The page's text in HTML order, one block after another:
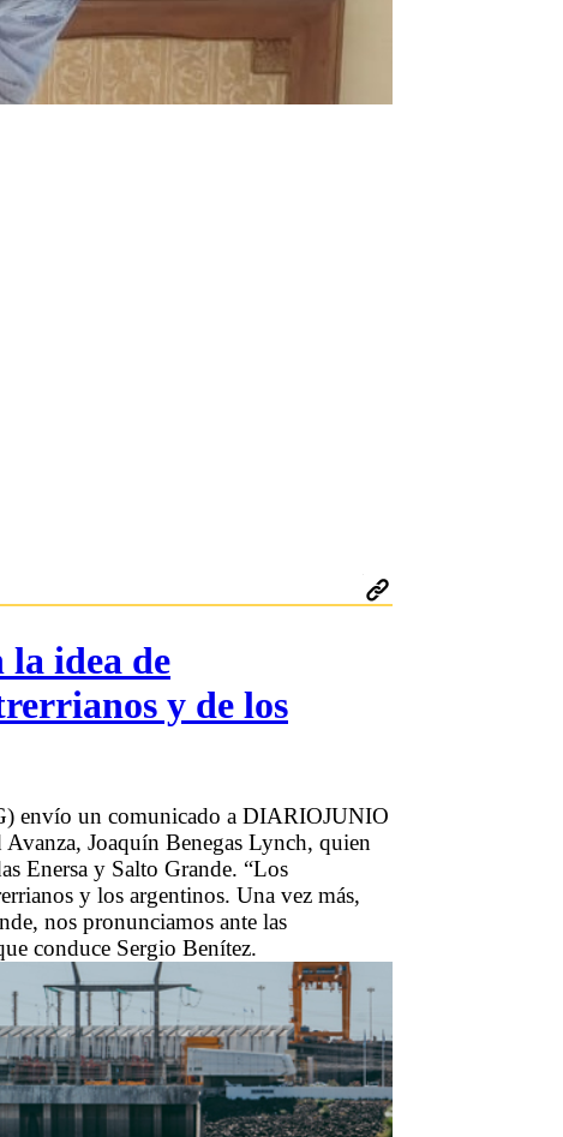
la idea de
y de los
envío un comunicado a DIARIOJUNIO
Avanza, Joaquín Benegas Lynch, quien
Enersa y Salto Grande. “Los
y los argentinos. Una vez más,
nos pronunciamos ante las
conduce Sergio Benítez.